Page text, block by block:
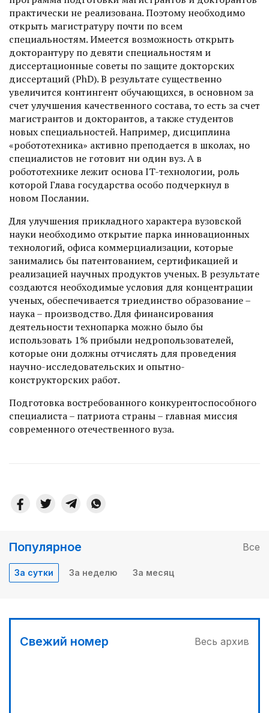
практически не реализована. Поэтому необходимо
открыть магистратуру почти по всем
специальностям. Имеется возможность открыть
докторантуру по девяти специальностям и
диссертационные советы по защите докторских
диссертаций (PhD). В результате существенно
увеличится контингент обучающихся, в основном за
счет улучшения качественного состава, то есть за счет
магистрантов и докторантов, а также студентов
новых специальностей. Например, дисциплина
«робототехника» активно преподается в школах, но
специалистов не готовит ни один вуз. А в
робототехнике лежит основа IT-технологии, роль
которой Глава государства особо подчеркнул в
новом Послании.
Для улучшения прикладного характера вузовской
науки необходимо открытие парка инновационных
технологий, офиса коммерциализации, которые
занимались бы патентованием, сертификацией и
реализацией научных продуктов ученых. В результате
создаются необходимые условия для концентрации
ученых, обеспечивается триединство образование –
наука – производство. Для финансирования
деятельности технопарка можно было бы
использовать 1% прибыли недропользователей,
которые они должны отчислять для проведения
научно-исследовательских и опытно-
конструкторских работ.
Подготовка востребованного конкурентоспособного
специалиста – патриота страны – главная миссия
современного отечественного вуза.
Популярное Все
За сутки За неделю За месяц
Свежий номер Весь архив